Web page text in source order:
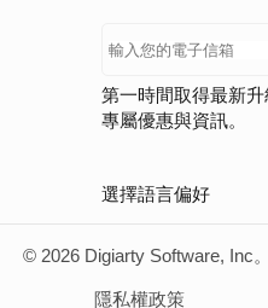
第一時間取得最新
專屬優惠與資訊。
選擇語言偏好
© 2026 Digiarty Software, Inc
隱私權政策